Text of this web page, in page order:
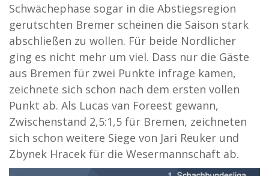
Schwächephase sogar in die Abstiegsregion
gerutschten Bremer scheinen die Saison stark
abschließen zu wollen. Für beide Nordlicher
ging es nicht mehr um viel. Dass nur die Gäste
aus Bremen für zwei Punkte infrage kamen,
zeichnete sich schon nach dem ersten vollen
Punkt ab. Als Lucas van Foreest gewann,
Zwischenstand 2,5:1,5 für Bremen, zeichneten
sich schon weitere Siege von Jari Reuker und
Zbynek Hracek für die Wesermannschaft ab.